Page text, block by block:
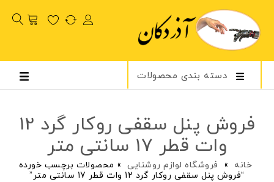
دسته بندی محصولات
فروش پنل سقفی روکار گرد 12
وات قطر 17 سانتی متر
خانه » فروشگاه لوازم روشنایی » محصولات برچسب خورده
“فروش پنل سقفی روکار گرد 12 وات قطر 17 سانتی متر”